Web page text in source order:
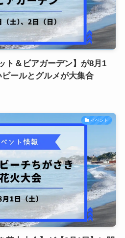
ト＆ビアガーデン】が8月1
ールとグルメが大集合
イベント